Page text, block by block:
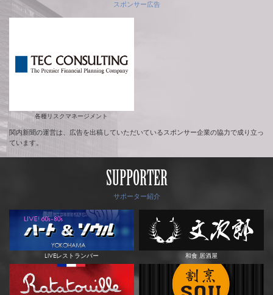
スポンサー広告
各種リスクマネージメント
関内新聞の運営は、広告を出稿していただいているスポンサー企業の協力で成り立っ
ています。
SUPPORTER
サポーター紹介
LIVEレストランバー 和食 居酒屋